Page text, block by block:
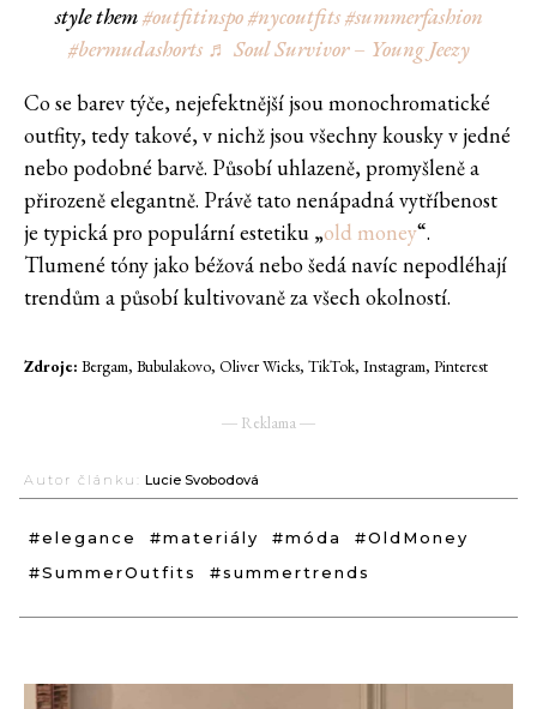
style them#outfitinspo#nycoutfits#summerfashion
#bermudashorts ♬ Soul Survivor – Young Jeezy
Co se barev týče, nejefektnější jsou monochromatické
outfity, tedy takové, v nichž jsou všechny kousky v jedné
nebo podobné barvě. Působí uhlazeně, promyšleně a
přirozeně elegantně. Právě tato nenápadná vytříbenost
je typická pro populární estetiku „old money“.
Tlumené tóny jako béžová nebo šedá navíc nepodléhají
trendům a působí kultivovaně za všech okolností.
Zdroje: Bergam, Bubulakovo, Oliver Wicks, TikTok, Instagram, Pinterest
― Reklama ―
Autor článku: Lucie Svobodová
#elegance #materiály #móda
#OldMoney
#SummerOutfits
#summertrends